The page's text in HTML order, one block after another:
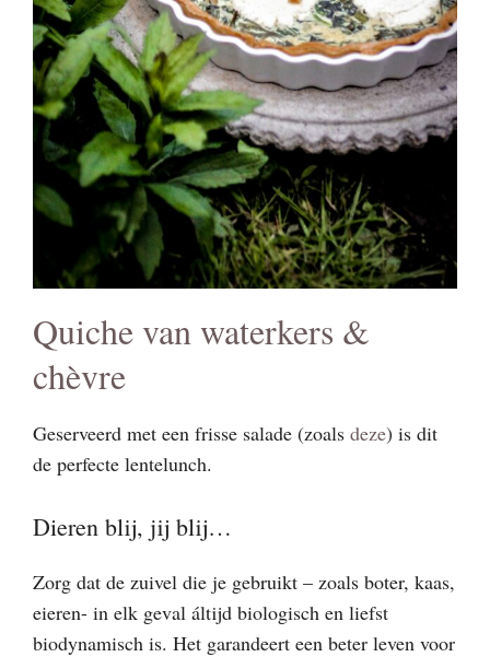
Quiche van waterkers &
chèvre
Geserveerd met een frisse salade (zoals deze) is dit
de perfecte lentelunch.
Dieren blij, jij blij…
Zorg dat de zuivel die je gebruikt – zoals boter, kaas,
eieren- in elk geval áltijd biologisch en liefst
biodynamisch is. Het garandeert een beter leven voor